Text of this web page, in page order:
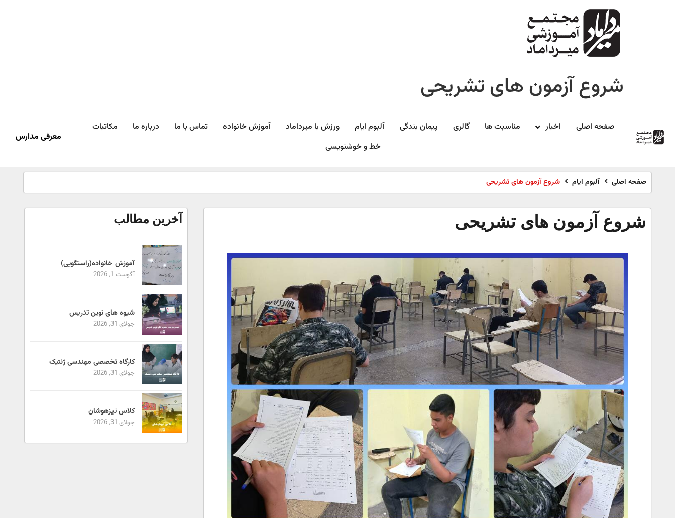
شروع آزمون های تشریحی
صفحه اصلی اخبار مناسبت ها گالری پیمان بندگی آلبوم ایام ورزش با میرداماد​ آموزش خانواده تماس با ما درباره ما
مکاتبات
خط و خوشنویسی
معرفی مدارس
صفحه اصلی آلبوم ایام شروع آزمون های تشریحی
شروع آزمون های تشریحی آخرین مطالب
آموزش خانواده(راستگویی)
آگوست 1, 2026
شیوه های نوین تدریس
جولای 31, 2026
کارگاه تخصصی مهندسی ژنتیک
جولای 31, 2026
کلاس تیزهوشان
جولای 31, 2026